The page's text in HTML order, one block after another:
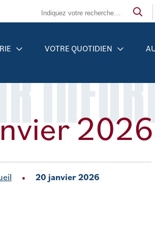
VOTRE QUOTIDIEN
2026
20 janvier 2026